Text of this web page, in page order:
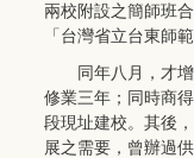
兩校附設之簡師班
「台灣省立台東師
同年八月，才增
修業三年；同時商
段現址建校。其後
展之需要，曾辦過